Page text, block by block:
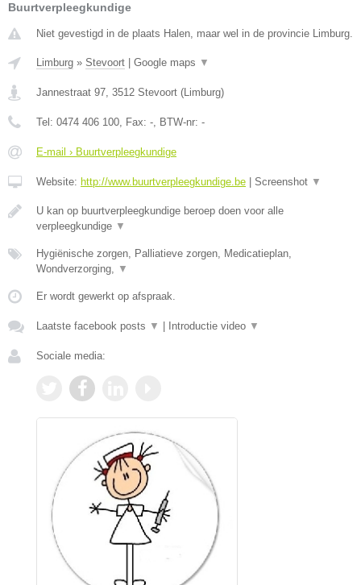
Buurtverpleegkundige
Niet gevestigd in de plaats Halen, maar wel in de provincie Limburg.
Limburg » Stevoort Google maps ▼
Jannestraat 97, 3512 Stevoort (Limburg)
Tel: 0474 406 100, Fax: -, BTW-nr: -
E-mail › Buurtverpleegkundige
Website: http://www.buurtverpleegkundige.be Screenshot ▼
U kan op buurtverpleegkundige beroep doen voor alle
verpleegkundige ▼
Hygiënische zorgen, Palliatieve zorgen, Medicatieplan,
Wondverzorging, ▼
Er wordt gewerkt op afspraak.
Laatste facebook posts ▼ Introductie video ▼
Sociale media: